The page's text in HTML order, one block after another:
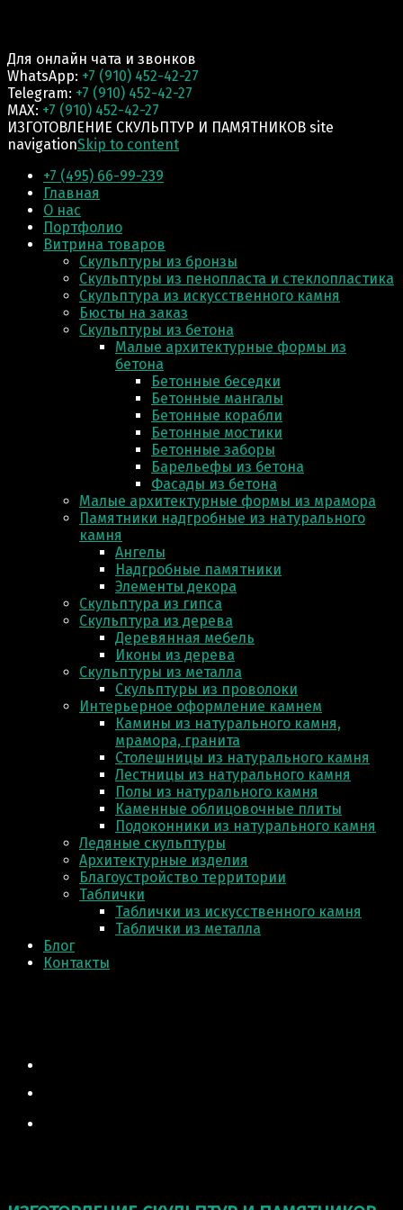
Для онлайн чата и звонков
WhatsApp: +7 (910) 452-42-27
Telegram: +7 (910) 452-42-27
MAX: +7 (910) 452-42-27
ИЗГОТОВЛЕНИЕ СКУЛЬПТУР И ПАМЯТНИКОВ site
navigationSkip to content
+7 (495) 66-99-239
Главная
О нас
Портфолио
Витрина товаров
Скульптуры из бронзы
Скульптуры из пенопласта и стеклопластика
Скульптура из искусственного камня
Бюсты на заказ
Скульптуры из бетона
Малые архитектурные формы из
бетона
Бетонные беседки
Бетонные мангалы
Бетонные корабли
Бетонные мостики
Бетонные заборы
Барельефы из бетона
Фасады из бетона
Малые архитектурные формы из мрамора
Памятники надгробные из натурального
камня
Ангелы
Надгробные памятники
Элементы декора
Скульптура из гипса
Скульптура из деревa
Деревянная мебель
Иконы из дерева
Скульптуры из металла
Скульптуры из проволоки
Интерьерное оформление камнем
Камины из натурального камня,
мрамора, гранита
Столешницы из натурального камня
Лестницы из натурального камня
Полы из натурального камня
Каменные облицовочные плиты
Подоконники из натурального камня
Ледяные скульптуры
Архитектурные изделия
Благоустройство территории
Таблички
Таблички из искусственного камня
Таблички из металла
Блог
Контакты